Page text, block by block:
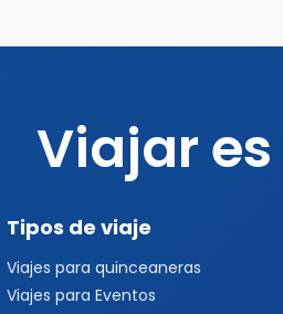
Viajar
Tipos de viaje
Viajes para quinceaneras
Viajes para Eventos